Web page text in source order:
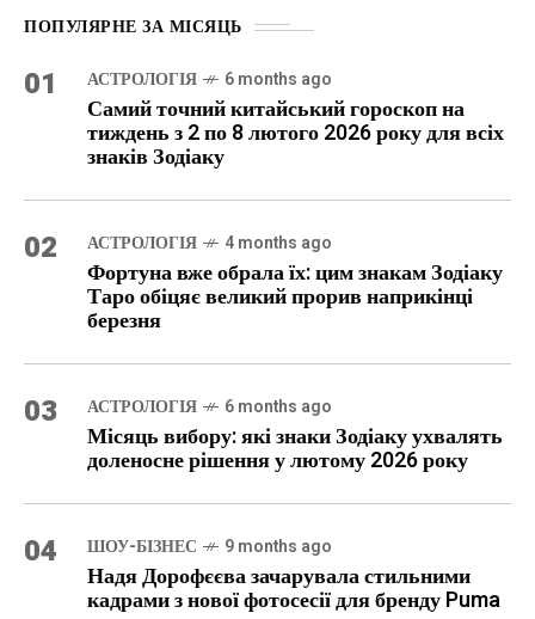
ПОПУЛЯРНЕ ЗА МІСЯЦЬ
01 АСТРОЛОГІЯ 6 months ago
Самий точний китайський гороскоп на
тиждень з 2 по 8 лютого 2026 року для всіх
знаків Зодіаку
02 АСТРОЛОГІЯ 4 months ago
Фортуна вже обрала їх: цим знакам Зодіаку
Таро обіцяє великий прорив наприкінці
березня
03 АСТРОЛОГІЯ 6 months ago
Місяць вибору: які знаки Зодіаку ухвалять
доленосне рішення у лютому 2026 року
04 ШОУ-БІЗНЕС 9 months ago
Надя Дорофєєва зачарувала стильними
кадрами з нової фотосесії для бренду Puma